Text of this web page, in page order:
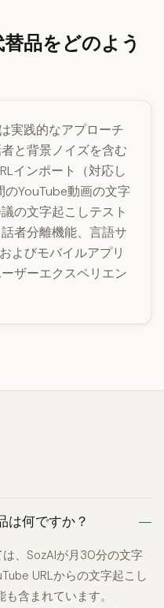
品をどのよう
実践的なアプローチ
と背景ノイズを含む
インポート（対応し
のYouTube動画の文字
の文字起こしテスト
者分離機能、言語サ
よびモバイルアプリ
ザーエクスペリエン
は何ですか？
、SozAIが月30分の文字
URLからの文字起こし
含まれています。